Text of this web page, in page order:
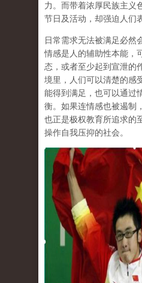
力。而带着浓厚民族主义
节日及活动，却强迫人们
日常需求无法被满足必然
情感是人的辅助性本能，
态，或者至少起到宣泄的
境里，人们可以清楚的感
能得到满足，也可以通过
衡。如果连情感也被遏制
也正是极权教育所追求的
操作自我压抑的社会。